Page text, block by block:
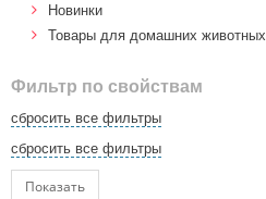
Новинки
Товары для домашних животных
Фильтр по свойствам
сбросить все фильтры
сбросить все фильтры
Показать